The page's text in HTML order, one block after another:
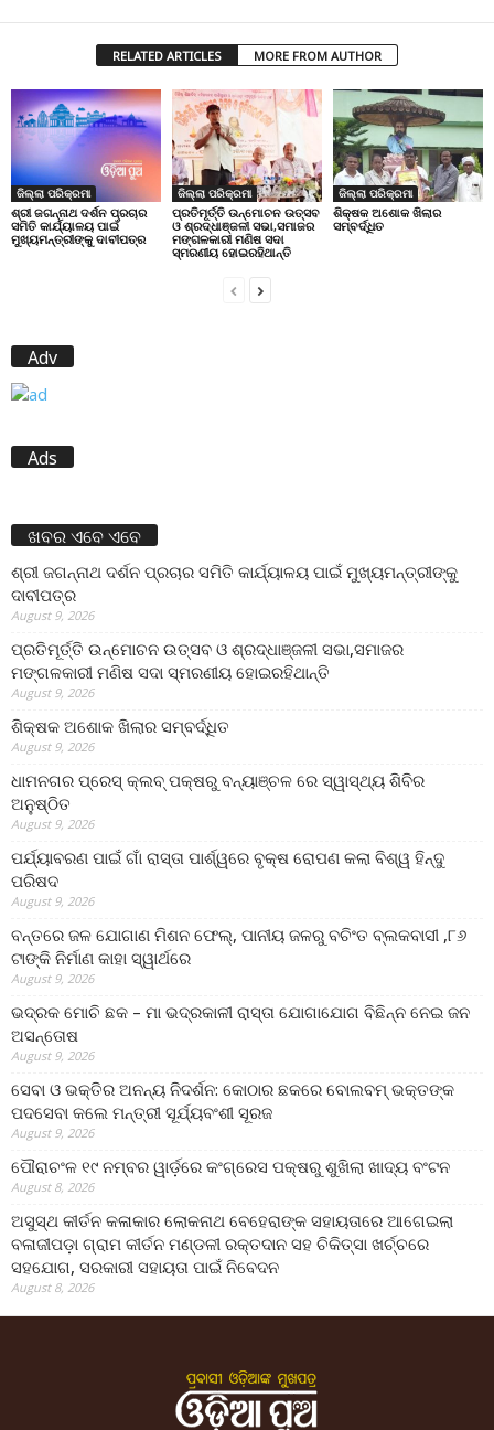
RELATED ARTICLES MORE FROM AUTHOR
ଜିଲ୍ଲା ପରିକ୍ରମା
ଶ୍ରୀ ଜଗନ୍ନାଥ ଦର୍ଶନ ପ୍ରଚାର
ସମିତି କାର୍ଯ୍ୟାଳୟ ପାଇଁ
ମୁଖ୍ୟମନ୍ତ୍ରୀଙ୍କୁ ଦାବୀପତ୍ର
ଜିଲ୍ଲା ପରିକ୍ରମା
ପ୍ରତିମୂର୍ତ୍ତି ଉନ୍ମୋଚନ ଉତ୍ସବ
ଓ ଶ୍ରଦ୍ଧାଞ୍ଜଳୀ ସଭା,ସମାଜର
ମଙ୍ଗଳକାରୀ ମଣିଷ ସଦା
ସ୍ମରଣୀୟ ହୋଇରହିଥାନ୍ତି
ଜିଲ୍ଲା ପରିକ୍ରମା
ଶିକ୍ଷକ ଅଶୋକ ଖିଲାର
ସମ୍ବର୍ଦ୍ଧିତ
Adv
Ads
ଖବର ଏବେ ଏବେ
ଶ୍ରୀ ଜଗନ୍ନାଥ ଦର୍ଶନ ପ୍ରଚାର ସମିତି କାର୍ଯ୍ୟାଳୟ ପାଇଁ ମୁଖ୍ୟମନ୍ତ୍ରୀଙ୍କୁ
ଦାବୀପତ୍ର
August 9, 2026
ପ୍ରତିମୂର୍ତ୍ତି ଉନ୍ମୋଚନ ଉତ୍ସବ ଓ ଶ୍ରଦ୍ଧାଞ୍ଜଳୀ ସଭା,ସମାଜର
ମଙ୍ଗଳକାରୀ ମଣିଷ ସଦା ସ୍ମରଣୀୟ ହୋଇରହିଥାନ୍ତି
August 9, 2026
ଶିକ୍ଷକ ଅଶୋକ ଖିଲାର ସମ୍ବର୍ଦ୍ଧିତ
August 9, 2026
ଧାମନଗର ପ୍ରେସ୍ କ୍ଲବ୍ ପକ୍ଷରୁ ବନ୍ୟାଞ୍ଚଳ ରେ ସ୍ୱାସ୍ଥ୍ୟ ଶିବିର
ଅନୁଷ୍ଠିତ
August 9, 2026
ପର୍ଯ୍ୟାବରଣ ପାଇଁ ଗାଁ ରାସ୍ତା ପାର୍ଶ୍ୱରେ ବୃକ୍ଷ ରୋପଣ କଲା ବିଶ୍ୱ ହିନ୍ଦୁ
ପରିଷଦ
August 9, 2026
ବନ୍ତରେ ଜଳ ଯୋଗାଣ ମିଶନ ଫେଲ୍‌, ପାନୀୟ ଜଳରୁ ବଚିଂତ ବ୍ଲକବାସୀ ,୮୬
ଟାଙ୍କି ନିର୍ମାଣ କାହା ସ୍ୱାର୍ଥରେ
August 9, 2026
ଭଦ୍ରକ ମୋଚି ଛକ – ମା ଭଦ୍ରକାଳୀ ରାସ୍ତା ଯୋଗାଯୋଗ ବିଛିନ୍ନ ନେଇ ଜନ
ଅସନ୍ତୋଷ
August 9, 2026
ସେବା ଓ ଭକ୍ତିର ଅନନ୍ୟ ନିଦର୍ଶନ: କୋଠାର ଛକରେ ବୋଲବମ୍ ଭକ୍ତଙ୍କ
ପଦସେବା କଲେ ମନ୍ତ୍ରୀ ସୂର୍ଯ୍ୟବଂଶୀ ସୂରଜ
August 9, 2026
ପୌରାଚଂଳ ୧୯ ନମ୍ବର ୱାର୍ଡ଼ରେ କଂଗ୍ରେସ ପକ୍ଷରୁ ଶୁଖିଲା ଖାଦ୍ୟ ବଂଟନ
August 8, 2026
ଅସୁସ୍ଥ କୀର୍ତନ କଳାକାର ଲୋକନାଥ ବେହେରାଙ୍କ ସହାୟତାରେ ଆଗେଇଲା
ବଳାଜୀପଡ଼ା ଗ୍ରାମ କୀର୍ତନ ମଣ୍ଡଳୀ ରକ୍ତଦାନ ସହ ଚିକିତ୍ସା ଖର୍ଚ୍ଚରେ
ସହଯୋଗ, ସରକାରୀ ସହାୟତା ପାଇଁ ନିବେଦନ
August 8, 2026